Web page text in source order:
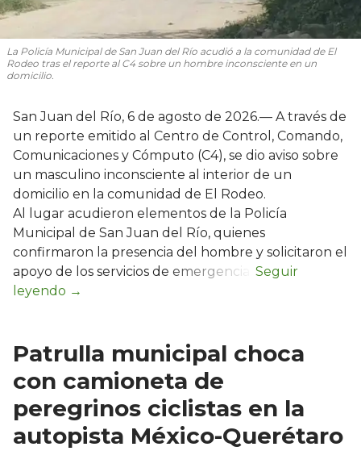
La Policía Municipal de San Juan del Río acudió a la comunidad de El
Rodeo tras el reporte al C4 sobre un hombre inconsciente en un
domicilio.
San Juan del Río, 6 de agosto de 2026.— A través de
un reporte emitido al Centro de Control, Comando,
Comunicaciones y Cómputo (C4), se dio aviso sobre
un masculino inconsciente al interior de un
domicilio en la comunidad de El Rodeo.
Al lugar acudieron elementos de la Policía
Municipal de San Juan del Río, quienes
confirmaron la presencia del hombre y solicitaron el
apoyo de los servicios de emergencia.
Patrulla municipal choca
con camioneta de
peregrinos ciclistas en la
autopista México-Querétaro